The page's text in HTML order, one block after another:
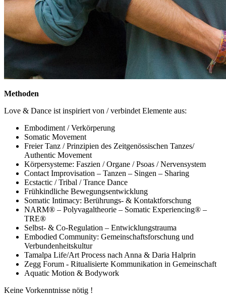
Methoden
Love & Dance ist inspiriert von / verbindet Elemente aus:
Embodiment / Verkörperung
Somatic Movement
Freier Tanz / Prinzipien des Zeitgenössischen Tanzes/
Authentic Movement
Körpersysteme: Faszien / Organe / Psoas / Nervensystem
Contact Improvisation – Tanzen – Singen – Sharing
Ecstactic / Tribal / Trance Dance
Frühkindliche Bewegungsentwicklung
Somatic Intimacy: Berührungs- & Kontaktforschung
NARM® – Polyvagaltheorie – Somatic Experiencing® –
TRE®
Selbst- & Co-Regulation – Entwicklungstrauma
Embodied Community: Gemeinschaftsforschung und
Verbundenheitskultur
Tamalpa Life/Art Process nach Anna & Daria Halprin
Zegg Forum - Ritualisierte Kommunikation in Gemeinschaft
Aquatic Motion & Bodywork
Keine Vorkenntnisse nötig !